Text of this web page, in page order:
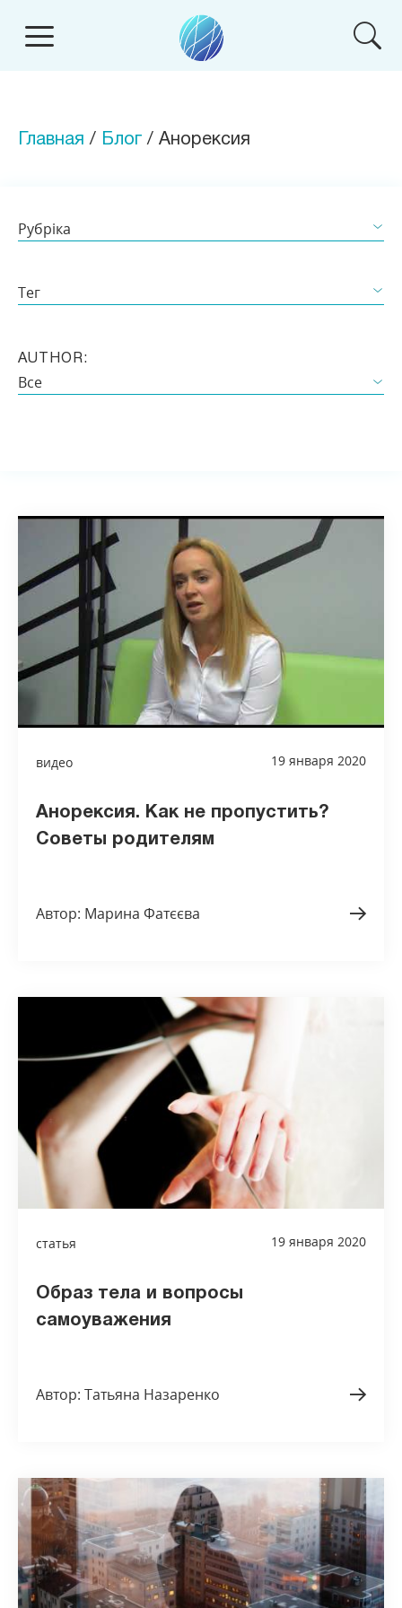
Главная / Блог / Анорексия
Рубріка
СТАТЬЯ
Тег
AUTHOR:
Все
видео 19 января 2020
Анорексия. Как не пропустить?
Советы родителям
Автор: Марина Фатєєва
статья 19 января 2020
Образ тела и вопросы
самоуважения
Автор: Татьяна Назаренко